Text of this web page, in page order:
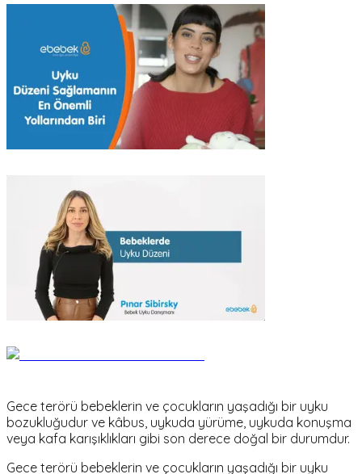
Gece terörü bebeklerin ve çocukların yaşadığı bir uyku
bozukluğudur ve kâbus, uykuda yürüme, uykuda konuşma
veya kafa karışıklıkları gibi son derece doğal bir durumdur.
Gece terörü bebeklerin ve çocukların yaşadığı bir uyku